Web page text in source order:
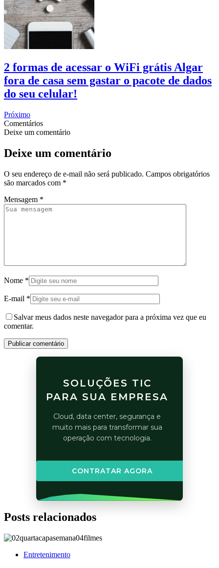
2 formas de acessar o WiFi grátis Algar
fora de casa sem gastar o pacote de dados
do seu celular!
Próximo
Comentários
Deixe um comentário
Deixe um comentário
O seu endereço de e-mail não será publicado. Campos obrigatórios
são marcados com *
Mensagem *
Nome *
E-mail *
Salvar meus dados neste navegador para a próxima vez que eu
comentar.
Publicar comentário
SOLUÇÕES TIC
PARA SUA EMPRESA
Cloud, data center, segurança e
muito mais para transformar sua
operação com tecnologia.
CONTRATAR AGORA
Posts relacionados
Entretenimento